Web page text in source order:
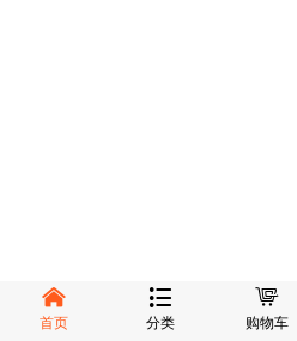
首页 分类 购物车